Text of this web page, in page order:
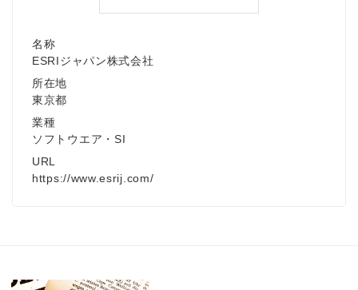
名称
ESRIジャパン株式会社
所在地
東京都
業種
ソフトウエア・SI
URL
https://www.esrij.com/